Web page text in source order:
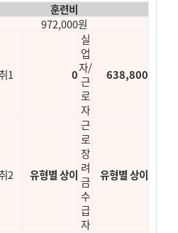
훈련비
972,000원
1 0
실
업
자/
근
로
자
638,800
2 유형별 상이
근
로
장
려
금
수
급
자
유형별 상이